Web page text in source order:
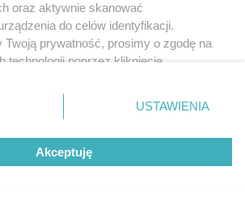
Wybierz jeden kwiat i
masz typ osobowości
oraz aktywnie skanować
do celów identyfikacji.
Twoją prywatność, prosimy o zgodę na
technologii poprzez kliknięcie
przycisk ustawień prywatności
dolnym rogu strony
danych nie wymagają zgody
prawo sprzeciwić się takiemu
będą miały zastosowanie tylko
USTAWIENIA
Akceptuję